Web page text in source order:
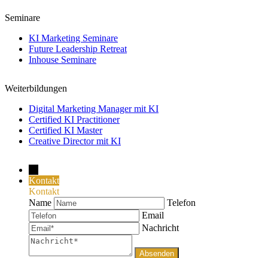
Seminare
KI Marketing Seminare
Future Leadership Retreat
Inhouse Seminare
Weiterbildungen
Digital Marketing Manager mit KI
Certified KI Practitioner
Certified KI Master
Creative Director mit KI
Kontakt
Kontakt
Name
Telefon
Email
Nachricht